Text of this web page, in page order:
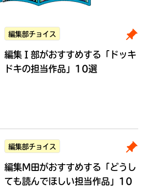
編集部チョイス
編集Ｉ部がおすすめする 「ドッキ
ドキの担当作品」10選
編集部チョイス
編集M田がおすすめする 「どうし
ても読んでほしい担当作品」10